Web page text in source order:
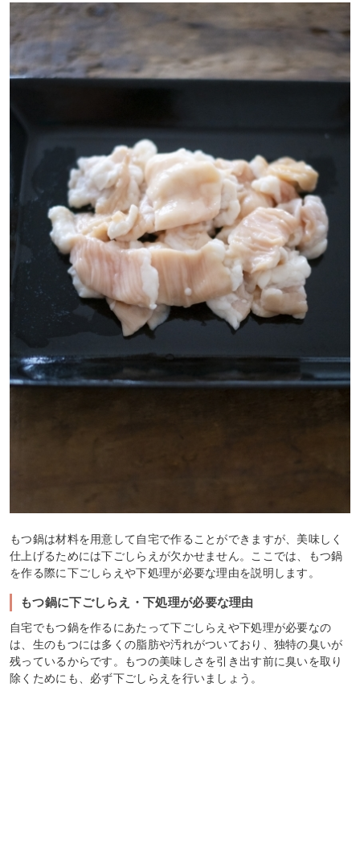
もつ鍋は材料を用意して自宅で作ることができますが、美味しく
仕上げるためには下ごしらえが欠かせません。ここでは、もつ鍋
を作る際に下ごしらえや下処理が必要な理由を説明します。
もつ鍋に下ごしらえ・下処理が必要な理由
自宅でもつ鍋を作るにあたって下ごしらえや下処理が必要なの
は、生のもつには多くの脂肪や汚れがついており、独特の臭いが
残っているからです。もつの美味しさを引き出す前に臭いを取り
除くためにも、必ず下ごしらえを行いましょう。